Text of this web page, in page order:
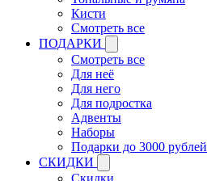
Кисти
Смотреть все
ПОДАРКИ
Смотреть все
Для неё
Для него
Для подростка
Адвенты
Наборы
Подарки до 3000 рублей
СКИДКИ